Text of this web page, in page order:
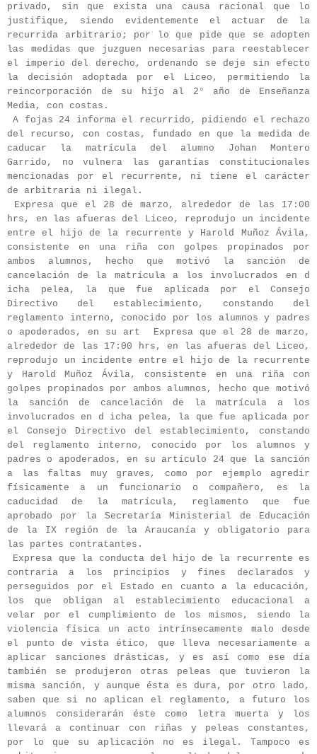
privado, sin que exista una causa racional que lo
justifique, siendo evidentemente el actuar de la
recurrida arbitrario; por lo que pide que se adopten
las medidas que juzguen necesarias para reestablecer
el imperio del derecho, ordenando se deje sin efecto
la decisión adoptada por el Liceo, permitiendo la
reincorporación de su hijo al 2° año de Enseñanza
Media, con costas.
A fojas 24 informa el recurrido, pidiendo el rechazo
del recurso, con costas, fundado en que la medida de
caducar la matrícula del alumno Johan Montero
Garrido, no vulnera las garantías constitucionales
mencionadas por el recurrente, ni tiene el carácter
de arbitraria ni ilegal.
Expresa que el 28 de marzo, alrededor de las 17:00
hrs, en las afueras del Liceo, reprodujo un incidente
entre el hijo de la recurrente y Harold Muñoz Ávila,
consistente en una riña con golpes propinados por
ambos alumnos, hecho que motivó la sanción de
cancelación de la matrícula a los involucrados en d
icha pelea, la que fue aplicada por el Consejo
Directivo del establecimiento, constando del
reglamento interno, conocido por los alumnos y padres
o apoderados, en su art Expresa que el 28 de marzo,
alrededor de las 17:00 hrs, en las afueras del Liceo,
reprodujo un incidente entre el hijo de la recurrente
y Harold Muñoz Ávila, consistente en una riña con
golpes propinados por ambos alumnos, hecho que motivó
la sanción de cancelación de la matrícula a los
involucrados en d icha pelea, la que fue aplicada por
el Consejo Directivo del establecimiento, constando
del reglamento interno, conocido por los alumnos y
padres o apoderados, en su artículo 24 que la sanción
a las faltas muy graves, como por ejemplo agredir
físicamente a un funcionario o compañero, es la
caducidad de la matrícula, reglamento que fue
aprobado por la Secretaría Ministerial de Educación
de la IX región de la Araucanía y obligatorio para
las partes contratantes.
Expresa que la conducta del hijo de la recurrente es
contraria a los principios y fines declarados y
perseguidos por el Estado en cuanto a la educación,
los que obligan al establecimiento educacional a
velar por el cumplimiento de los mismos, siendo la
violencia física un acto intrínsecamente malo desde
el punto de vista ético, que lleva necesariamente a
aplicar sanciones drásticas, y es así como ese día
también se produjeron otras peleas que tuvieron la
misma sanción, y aunque ésta es dura, por otro lado,
saben que si no aplican el reglamento, a futuro los
alumnos considerarán éste como letra muerta y los
llevará a continuar con riñas y peleas constantes,
por lo que su aplicación no es ilegal. Tampoco es